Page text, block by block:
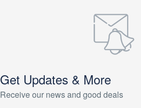
Get Updates & More
Receive our news and good deals